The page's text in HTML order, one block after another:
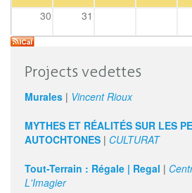
30
31
Projects vedettes
Murales | Vincent Rioux
MYTHES ET RÉALITÉS SUR LES
AUTOCHTONES | CULTURAT
Tout-Terrain : Régale | Regal |
L'Imagier